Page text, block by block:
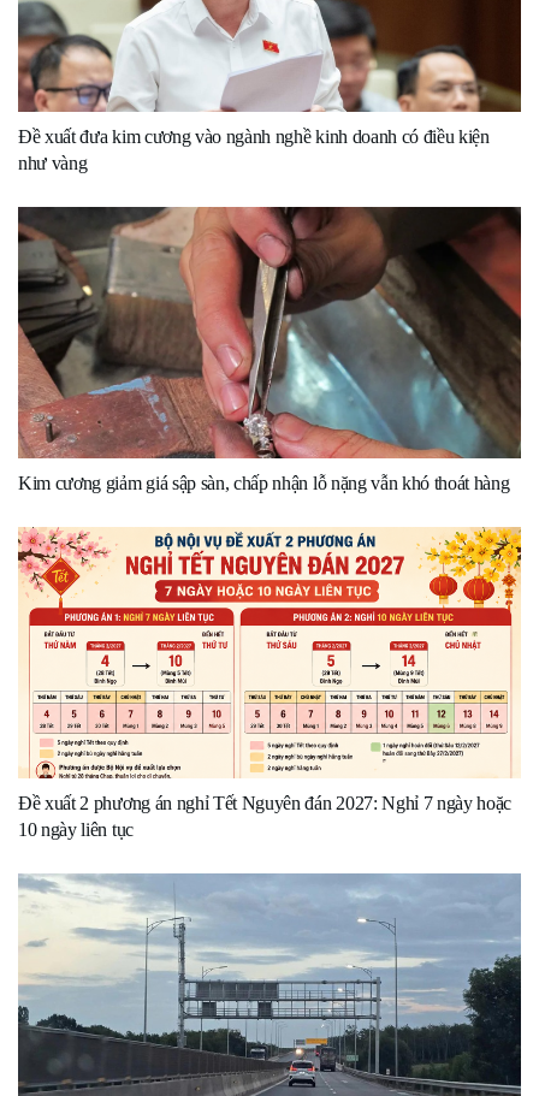
Đề xuất đưa kim cương vào ngành nghề kinh doanh có điều kiện
như vàng
Kim cương giảm giá sập sàn, chấp nhận lỗ nặng vẫn khó thoát hàng
Đề xuất 2 phương án nghỉ Tết Nguyên đán 2027: Nghỉ 7 ngày hoặc
10 ngày liên tục